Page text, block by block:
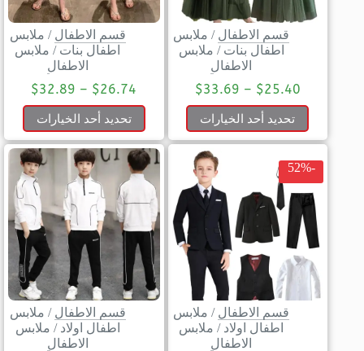
قسم الاطفال / ملابس
اطفال بنات / ملابس
الاطفال
$25.40
–
$33.69
تحديد أحد الخيارات
قسم الاطفال / ملابس
اطفال بنات / ملابس
الاطفال
$26.74
–
$32.89
تحديد أحد الخيارات
-52%
قسم الاطفال / ملابس
اطفال اولاد / ملابس
الاطفال
قسم الاطفال / ملابس
اطفال اولاد / ملابس
الاطفال